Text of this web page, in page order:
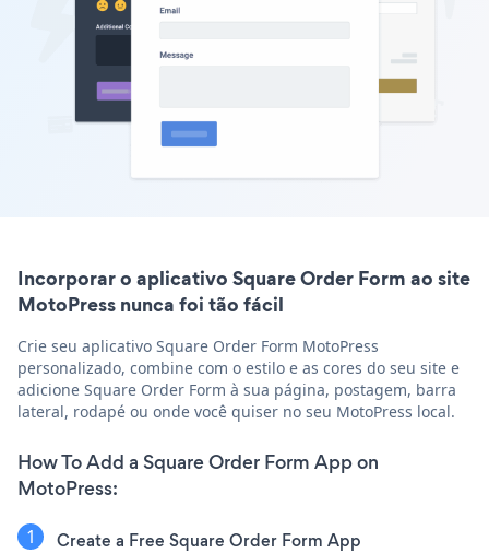
Incorporar o aplicativo Square Order Form ao site
MotoPress nunca foi tão fácil
Crie seu aplicativo Square Order Form MotoPress
personalizado, combine com o estilo e as cores do seu site e
adicione Square Order Form à sua página, postagem, barra
lateral, rodapé ou onde você quiser no seu MotoPress local.
How To Add a Square Order Form App on
MotoPress:
Create a Free Square Order Form App